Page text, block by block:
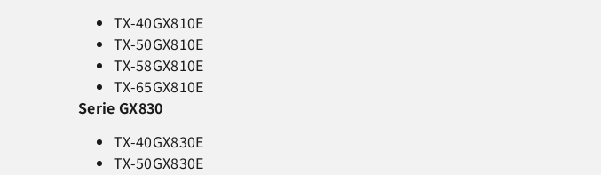
TX-40GX810E
TX-50GX810E
TX-58GX810E
TX-65GX810E
Serie GX830
TX-40GX830E
TX-50GX830E